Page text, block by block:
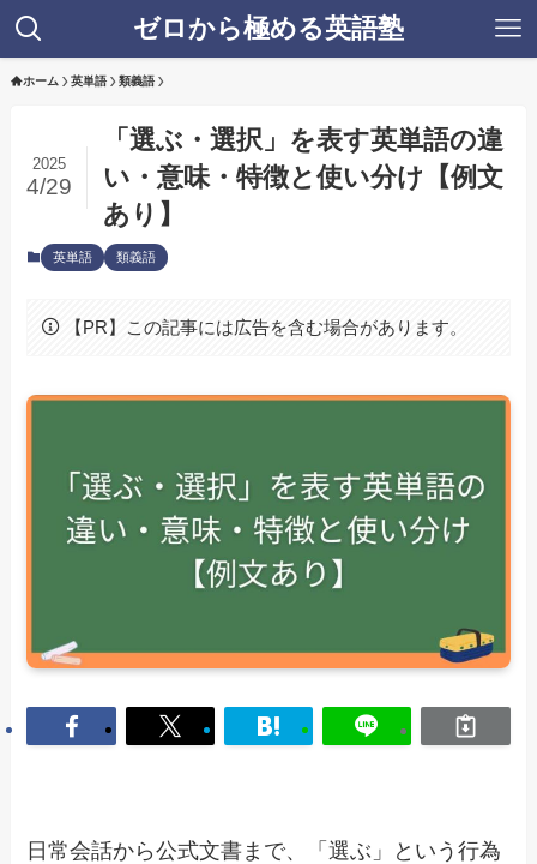
ゼロから極める英語塾
ホーム 英単語 類義語
「選ぶ・選択」を表す英単語の違
い・意味・特徴と使い分け【例文
あり】
2025
4/29
英単語 類義語
【PR】この記事には広告を含む場合があります。
日常会話から公式文書まで、「選ぶ」という行為